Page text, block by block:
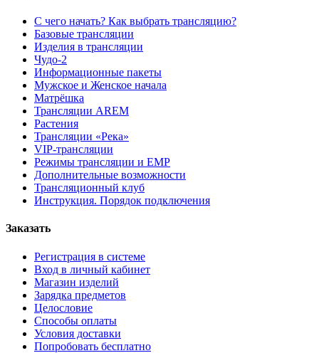
С чего начать? Как выбрать трансляцию?
Базовые трансляции
Изделия в трансляции
Чудо-2
Информационные пакеты
Мужское и Женское начала
Матрёшка
Трансляции AREM
Растения
Трансляции «Река»
VIP-трансляции
Режимы трансляции и ЕМР
Дополнительные возможности
Трансляционный клуб
Инструкция. Порядок подключения
Заказать
Регистрация в системе
Вход в личный кабинет
Магазин изделий
Зарядка предметов
Целословие
Способы оплаты
Условия доставки
Попробовать бесплатно